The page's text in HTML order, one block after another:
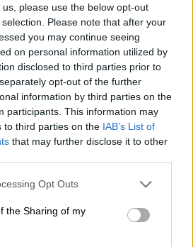
please use the below opt-out
Please note that after your
you may continue seeing
on personal information utilized by
disclosed to third parties prior to
opt-out of the further
information by third parties on the
participants. This information may
to third parties on the IAB’s List of
that may further disclose it to other
app uses one or more Google
usage behaviour. You may click to
Google and its third-party tags to
specified purposes in below Google
Opt Outs
the Sharing of my
Αθήνας 2024: Ποιοι
κλειστοί σήμερα